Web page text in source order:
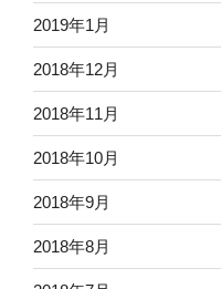
2019年1月
2018年12月
2018年11月
2018年10月
2018年9月
2018年8月